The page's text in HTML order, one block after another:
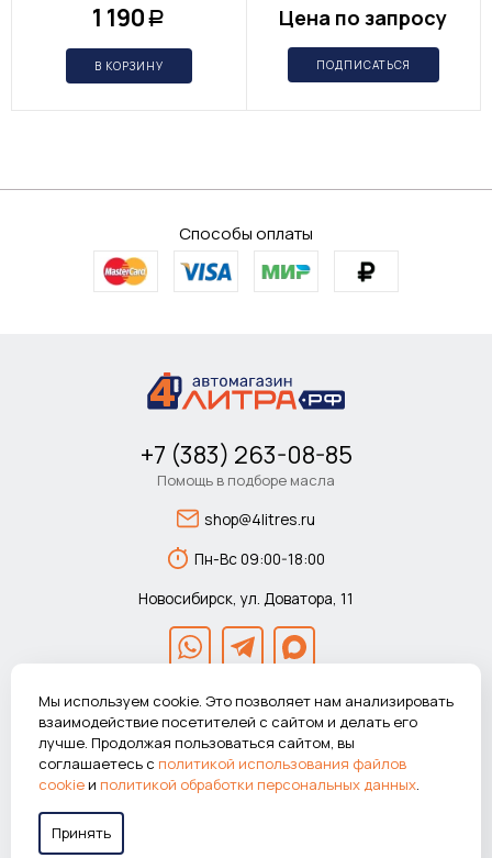
1 190 Р
В КОРЗИНУ
Цена по запросу
ПОДПИСАТЬСЯ
Способы оплаты
+7 (383) 263-08-85
Помощь в подборе масла
shop@4litres.ru
Пн-Вс 09:00-18:00
Новосибирск, ул. Доватора, 11
© 2026 Автомагазин 4литра.рф Все права защищены.
ВНИМАНИЕ! Указанные цены действуют только при покупке в
Работаем в системе
Мы используем cookie. Это позволяет нам анализировать
взаимодействие посетителей с сайтом и делать его
лучше. Продолжая пользоваться сайтом, вы
соглашаетесь с политикой использования файлов
cookieи политикой обработки персональных данных.
Принять